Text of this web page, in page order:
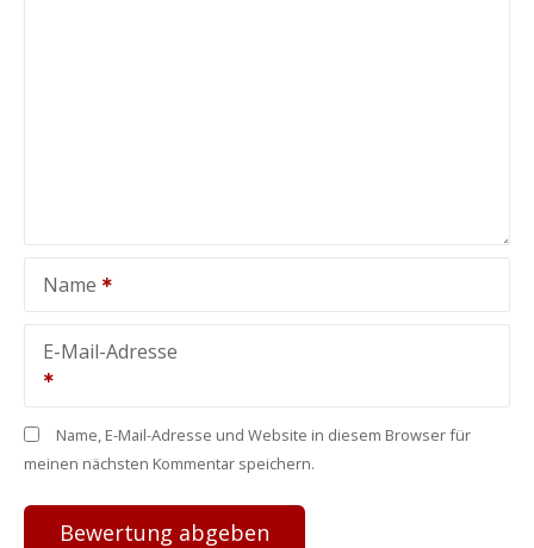
Name
E-Mail-Adresse
Name, E-Mail-Adresse und Website in diesem Browser für
meinen nächsten Kommentar speichern.